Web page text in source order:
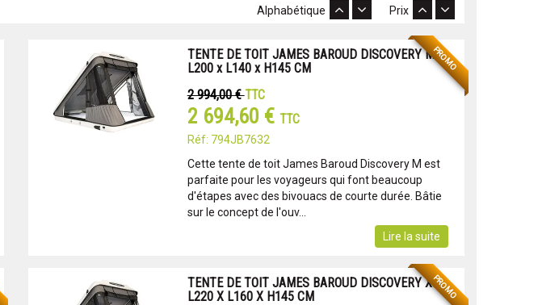
Prix
Alphabétique
PROMO
TENTE DE TOIT JAMES BAROUD DISCOVERY M -
L200 x L140 x H145 CM
2 994,00 €TTC
2 694,60 € TTC
Réf: 794JB7632
Cette tente de toit James Baroud Discovery M est
parfaite pour les voyageurs qui font beaucoup
d'étapes avec des bivouacs de courte durée. Bâtie
sur le concept de l'ouv...
Lire la suite
PROMO
TENTE DE TOIT JAMES BAROUD DISCOVERY XL -
L220 X L160 X H145 CM